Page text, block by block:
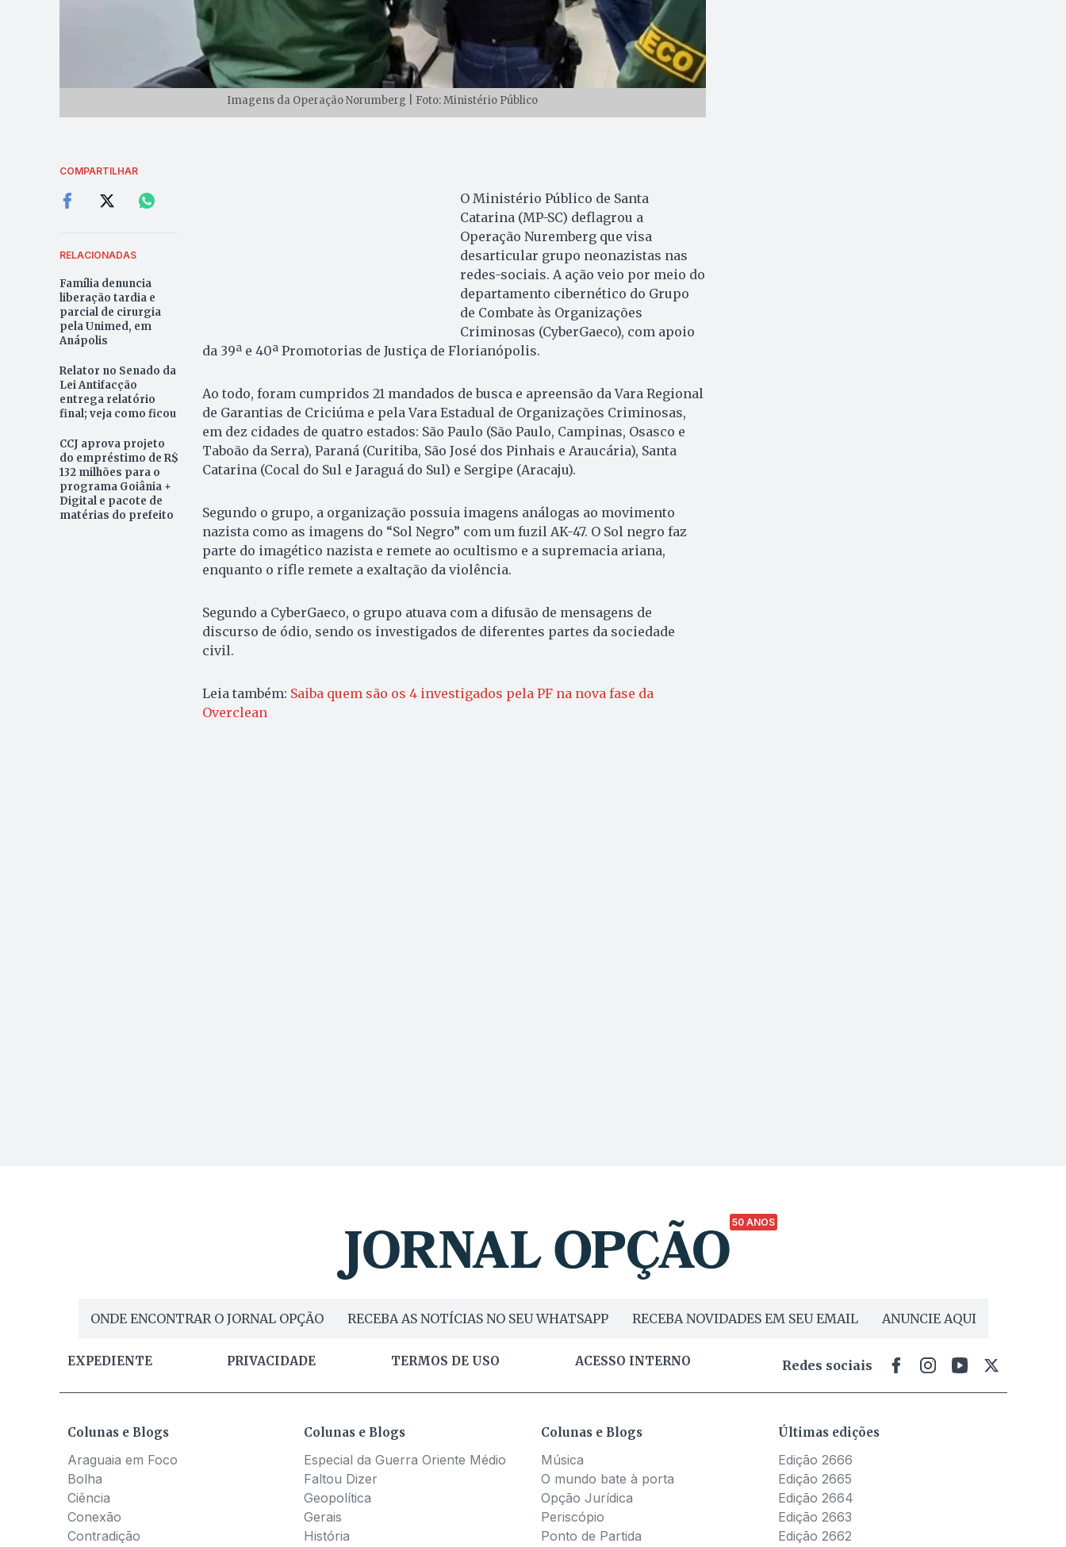
Imagens da Operação Norumberg | Foto: Ministério Público
COMPARTILHAR
RELACIONADAS
Família denuncia
liberação tardia e
parcial de cirurgia
pela Unimed, em
Anápolis
Relator no Senado da
Lei Antifacção
entrega relatório
final; veja como ficou
CCJ aprova projeto
do empréstimo de R$
132 milhões para o
programa Goiânia +
Digital e pacote de
matérias do prefeito
O Ministério Público de Santa
Catarina (MP-SC) deflagrou a
Operação Nuremberg que visa
desarticular grupo neonazistas nas
redes-sociais. A ação veio por meio do
departamento cibernético do Grupo
de Combate às Organizações
Criminosas (CyberGaeco), com apoio
da 39ª e 40ª Promotorias de Justiça de Florianópolis.
Ao todo, foram cumpridos 21 mandados de busca e apreensão da Vara Regional
de Garantias de Criciúma e pela Vara Estadual de Organizações Criminosas,
em dez cidades de quatro estados: São Paulo (São Paulo, Campinas, Osasco e
Taboão da Serra), Paraná (Curitiba, São José dos Pinhais e Araucária), Santa
Catarina (Cocal do Sul e Jaraguá do Sul) e Sergipe (Aracaju).
Segundo o grupo, a organização possuia imagens análogas ao movimento
nazista como as imagens do “Sol Negro” com um fuzil AK-47. O Sol negro faz
parte do imagético nazista e remete ao ocultismo e a supremacia ariana,
enquanto o rifle remete a exaltação da violência.
Segundo a CyberGaeco, o grupo atuava com a difusão de mensagens de
discurso de ódio, sendo os investigados de diferentes partes da sociedade
civil.
Leia também: Saiba quem são os 4 investigados pela PF na nova fase da
Overclean
50 ANOS
ONDE ENCONTRAR O JORNAL OPÇÃO RECEBA AS NOTÍCIAS NO SEU WHATSAPP RECEBA NOVIDADES EM SEU EMAIL ANUNCIE AQUI
EXPEDIENTE PRIVACIDADE TERMOS DE USO ACESSO INTERNO Redes sociais
Colunas e Blogs
Araguaia em Foco
Bolha
Ciência
Conexão
Contradição
Colunas e Blogs
Especial da Guerra Oriente Médio
Faltou Dizer
Geopolítica
Gerais
História
Colunas e Blogs
Música
O mundo bate à porta
Opção Jurídica
Periscópio
Ponto de Partida
Últimas edições
Edição 2666
Edição 2665
Edição 2664
Edição 2663
Edição 2662